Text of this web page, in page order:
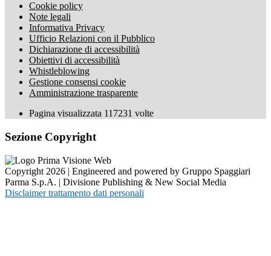
Cookie policy
Note legali
Informativa Privacy
Ufficio Relazioni con il Pubblico
Dichiarazione di accessibilità
Obiettivi di accessibilità
Whistleblowing
Gestione consensi cookie
Amministrazione trasparente
Pagina visualizzata 117231 volte
Sezione Copyright
Copyright 2026 | Engineered and powered by Gruppo Spaggiari
Parma S.p.A. | Divisione Publishing & New Social Media
Disclaimer trattamento dati personali